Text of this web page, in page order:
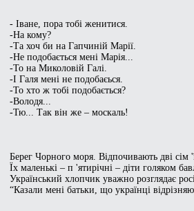
- Іване, пора тобі женитися.
-На кому?
-Та хоч би на Гапчиній Марії.
-Не подобається мені Марія...
-То на Миколовій Галі.
-І Галя мені не подобаєься.
-То хто ж тобі подобається?
-Володя...
-Тю... Так він же – москаль!
Берег Чорного моря. Відпочивають дві сім 'ї
Їх маленькі – п 'ятирічні – діти голяком
Український хлопчик уважно розглядає
“Казали мені батьки, що українці